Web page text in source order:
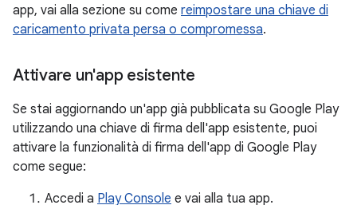
app, vai alla sezione su come reimpostare una chiave di
caricamento privata persa o compromessa.
Attivare un'app esistente
Se stai aggiornando un'app già pubblicata su Google Play
utilizzando una chiave di firma dell'app esistente, puoi
attivare la funzionalità di firma dell'app di Google Play
come segue:
Accedi a Play Console e vai alla tua app.